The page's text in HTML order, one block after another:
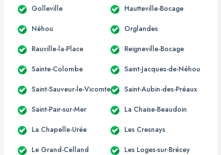
Golleville Hautteville-Bocage
Néhou Orglandes
Rauville-la-Place Reigneville-Bocage
Sainte-Colombe Saint-Jacques-de-Néhou
Saint-Sauveur-le-Vicomte Saint-Aubin-des-Préaux
Saint-Pair-sur-Mer La Chaise-Beaudoin
La Chapelle-Urée Les Cresnays
Le Grand-Celland Les Loges-sur-Brécey